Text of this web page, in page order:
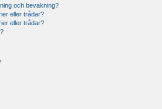
och bevakning?
eller trådar?
eller trådar?